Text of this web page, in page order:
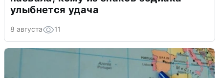
улыбнется удача
8 августа 11